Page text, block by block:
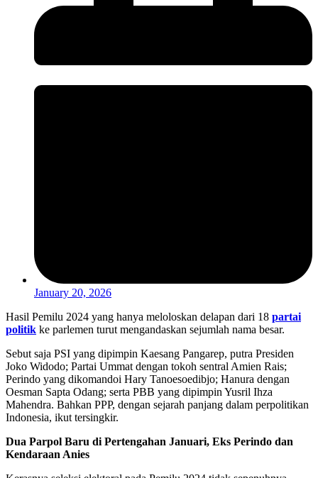
January 20, 2026
Hasil Pemilu 2024 yang hanya meloloskan delapan dari 18 partai
politik ke parlemen turut mengandaskan sejumlah nama besar.
Sebut saja PSI yang dipimpin Kaesang Pangarep, putra Presiden
Joko Widodo; Partai Ummat dengan tokoh sentral Amien Rais;
Perindo yang dikomandoi Hary Tanoesoedibjo; Hanura dengan
Oesman Sapta Odang; serta PBB yang dipimpin Yusril Ihza
Mahendra. Bahkan PPP, dengan sejarah panjang dalam perpolitikan
Indonesia, ikut tersingkir.
Dua Parpol Baru di Pertengahan Januari, Eks Perindo dan
Kendaraan Anies